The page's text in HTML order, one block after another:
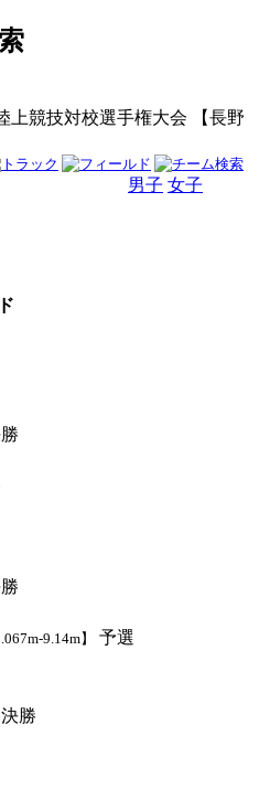
上競技対校選手権大会 【長野
男子 女子
9.14m】
予選
勝